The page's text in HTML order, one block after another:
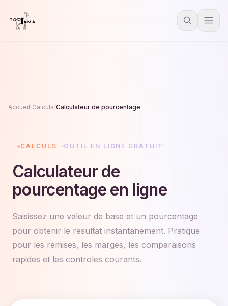
Accueil Calculs Calculateur de pourcentage
CALCULS OUTIL EN LIGNE GRATUIT
Calculateur de
pourcentage en ligne
Saisissez une valeur de base et un pourcentage
pour obtenir le resultat instantanement. Pratique
pour les remises, les marges, les comparaisons
rapides et les controles courants.